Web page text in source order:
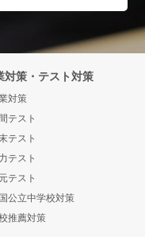
対策・テスト対策
対策
テスト
テスト
テスト
テスト
公立中学校対策
推薦対策